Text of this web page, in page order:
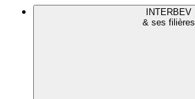
INTERBEV
& ses filières